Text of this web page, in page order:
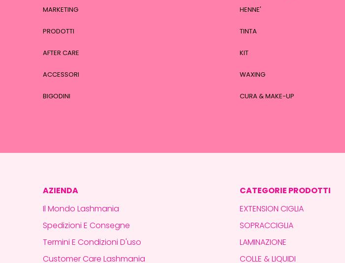
MARKETING
PRODOTTI
AFTER CARE
ACCESSORI
BIGODINI
HENNE'
TINTA
KIT
WAXING
CURA & MAKE-UP
AZIENDA
Il Mondo Lashmania
Spedizioni E Consegne
Termini E Condizioni D'uso
Customer Care Lashmania
CATEGORIE PRODOTTI
EXTENSION CIGLIA
SOPRACCIGLIA
LAMINAZIONE
COLLE & LIQUIDI